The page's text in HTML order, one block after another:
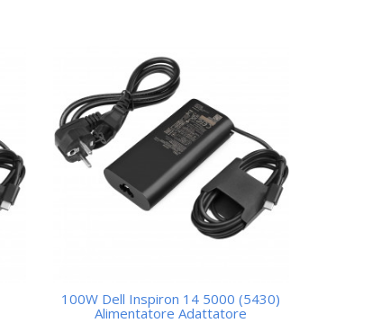
100W Dell Inspiron 14 5000 (5430)
Alimentatore Adattatore